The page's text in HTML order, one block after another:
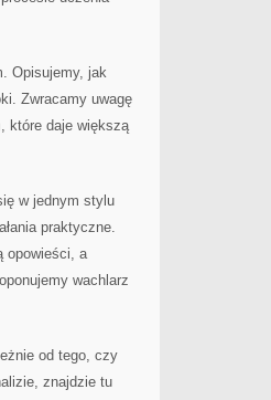
Opisujemy, jak
Zwracamy uwagę
które daje większą
w jednym stylu
praktyczne.
opowieści, a
wachlarz
od tego, czy
znajdzie tu